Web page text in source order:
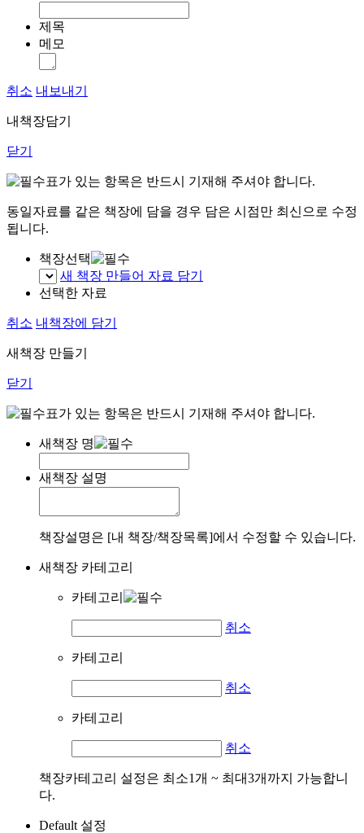
제목
메모
취소 내보내기
내책장담기
닫기
표가 있는 항목은 반드시 기재해 주셔야 합니다.
동일자료를 같은 책장에 담을 경우 담은 시점만 최신으로 수정
됩니다.
책장선택
새 책장 만들어 자료 담기
선택한 자료
취소 내책장에 담기
새책장 만들기
닫기
표가 있는 항목은 반드시 기재해 주셔야 합니다.
새책장 명
새책장 설명
책장설명은 [내 책장/책장목록]에서 수정할 수 있습니다.
새책장 카테고리
카테고리
취소
카테고리
취소
카테고리
취소
책장카테고리 설정은 최소1개 ~ 최대3개까지 가능합니
다.
Default 설정